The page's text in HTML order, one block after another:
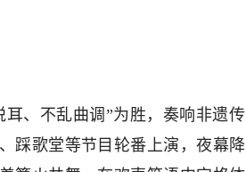
、不乱曲调”为胜，奏响非遗传
踩歌堂等节目轮番上演，夜幕降